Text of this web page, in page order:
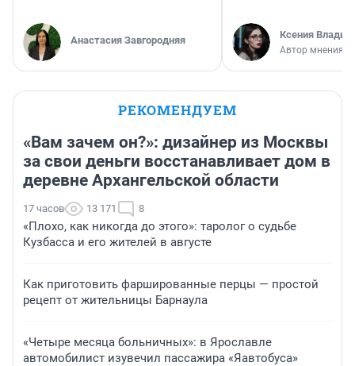
Анастасия Завгородняя Ксения
Автор мнения
РЕКОМЕНДУЕМ
«Вам зачем он?»: дизайнер из Москвы
за свои деньги восстанавливает дом в
деревне Архангельской области
17 часов 13 171 8
«Плохо, как никогда до этого»: таролог о судьбе
Кузбасса и его жителей в августе
Как приготовить фаршированные перцы — простой
рецепт от жительницы Барнаула
«Четыре месяца больничных»: в Ярославле
автомобилист изувечил пассажира «Яавтобуса»